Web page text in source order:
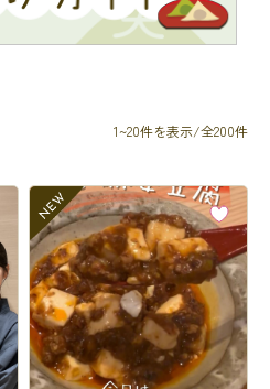
1~20件を表示/全200件